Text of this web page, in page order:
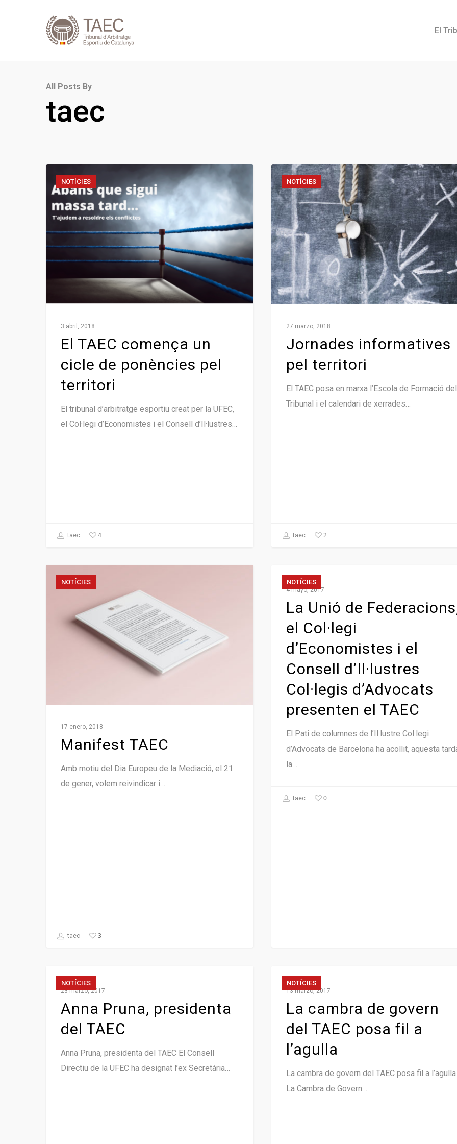
El
All Posts By
taec
NOTÍCIES
3 abril, 2018
El TAEC comença un
cicle de ponències pel
territori
El tribunal d’arbitratge esportiu creat per la UFEC,
el Col·legi d’Economistes i el Consell d’Il·lustres…
taec 4
NOTÍCIES
27 marzo, 2018
Jornades informatives
pel territori
El TAEC posa en marxa l’Escola de Formació del
Tribunal i el calendari de xerrades…
taec 2
NOTÍCIES
17 enero, 2018
Manifest TAEC
Amb motiu del Dia Europeu de la Mediació, el 21
de gener, volem reivindicar i…
taec 3
NOTÍCIES
4 mayo, 2017
La Unió de
el Col·legi
d’Economistes i el
Consell d’Il·lustres
Col·legis d’Advocats
presenten el TAEC
El Pati de columnes de l’Il·lustre Col·legi
d’Advocats de Barcelona ha acollit, aquesta
la…
taec 0
NOTÍCIES
23 marzo, 2017
Anna Pruna, presidenta
del TAEC
Anna Pruna, presidenta del TAEC El Consell
Directiu de la UFEC ha designat l’ex Secretària…
NOTÍCIES
13 marzo, 2017
La cambra de govern
del TAEC posa fil a
l’agulla
La cambra de govern del TAEC posa fil a
La Cambra de Govern…